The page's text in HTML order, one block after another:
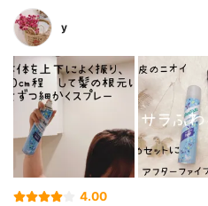
y
4.00